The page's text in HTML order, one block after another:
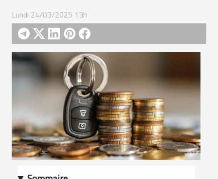
Lundi 24/03/2025 13h